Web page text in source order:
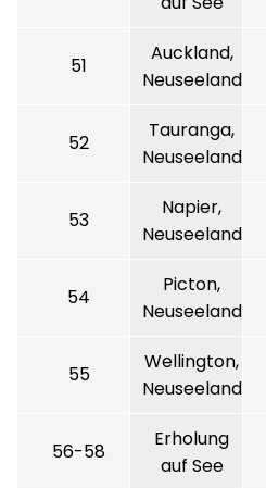
51
Auckland,
Neuseeland
52
Tauranga,
Neuseeland
53
Napier,
Neuseeland
54
Picton,
Neuseeland
55
Wellington,
Neuseeland
56-58
Erholung
auf See